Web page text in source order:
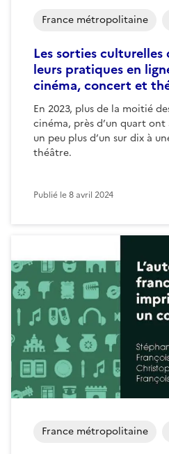
Les sorties culturelles
leurs pratiques en
cinéma, concert et
En 2023, plus de la moitié
cinéma, près d’un quart
un peu plus d’un sur dix à
théâtre.
France métropolitaine
Publié le8 avril 2024
France métropolitaine